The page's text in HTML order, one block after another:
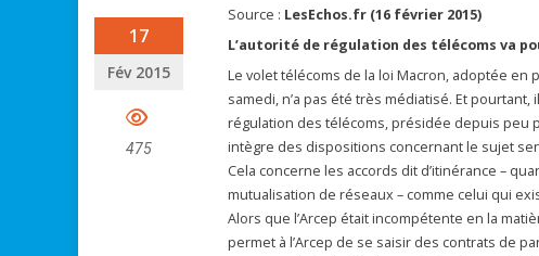
17
Fév 2015
475
Source : LesEchos.fr (16 février 2015)
L’autorité de régulation des télécoms va
Le volet télécoms de la loi Macron, adoptée en
samedi, n’a pas été très médiatisé. Et
régulation des télécoms, présidée depuis peu
intègre des dispositions concernant le sujet
Cela concerne les accords dit d’itinérance –
mutualisation de réseaux – comme celui qui
Alors que l’Arcep était incompétente en la
permet à l’Arcep de se saisir des contrats de